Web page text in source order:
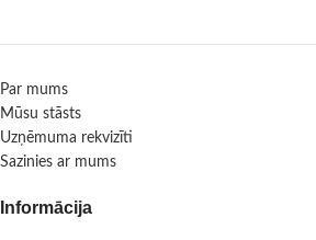
Par mums
Mūsu stāsts
Uzņēmuma rekvizīti
Sazinies ar mums
Informācija